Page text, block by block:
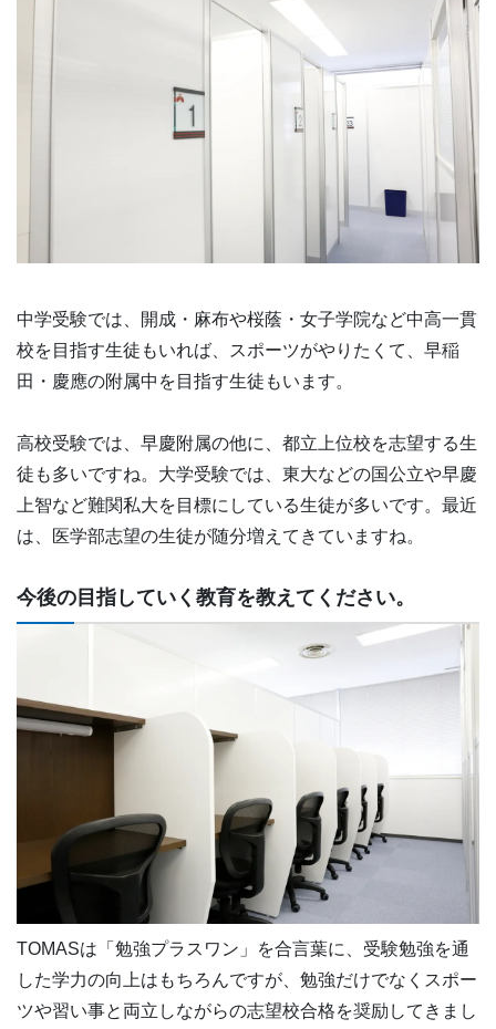
中学受験では、開成・麻布や桜蔭・女子学院など中高一貫
校を目指す生徒もいれば、スポーツがやりたくて、早稲
田・慶應の附属中を目指す生徒もいます。
高校受験では、早慶附属の他に、都立上位校を志望する生
徒も多いですね。大学受験では、東大などの国公立や早慶
上智など難関私大を目標にしている生徒が多いです。最近
は、医学部志望の生徒が随分増えてきていますね。
今後の目指していく教育を教えてください。
TOMASは「勉強プラスワン」を合言葉に、受験勉強を通
した学力の向上はもちろんですが、勉強だけでなくスポー
ツや習い事と両立しながらの志望校合格を奨励してきまし